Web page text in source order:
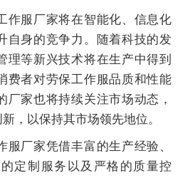
作服厂家将在智能化、信息化
自身的竞争力。随着科技的发
理等新兴技术将在生产中得到
费者对劳保工作服品质和性能
厂家也将持续关注市场动态，
，以保持其市场领先地位。
服厂家凭借丰富的生产经验、
定制服务以及严格的质量控